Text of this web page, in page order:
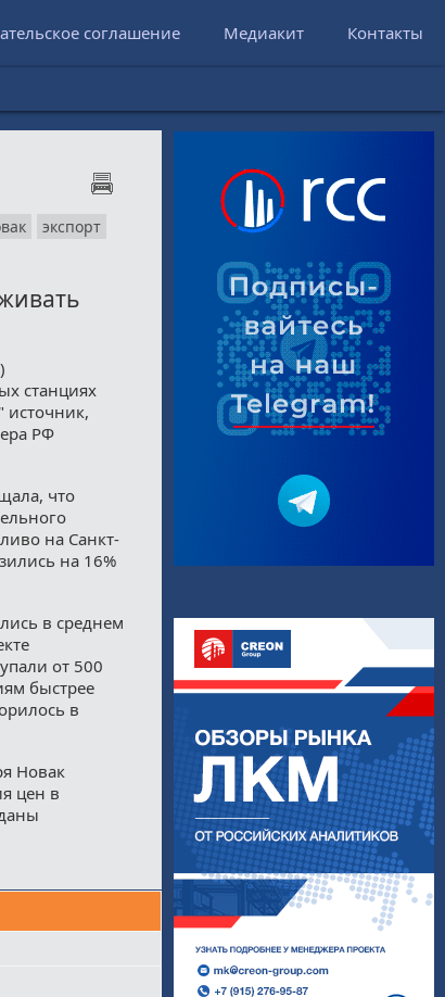
соглашение Медиакит Контакты
экспорт
станциях
источник,
РФ
что
на Санкт-
на 16%
в среднем
от 500
быстрее
в
Новак
цен в